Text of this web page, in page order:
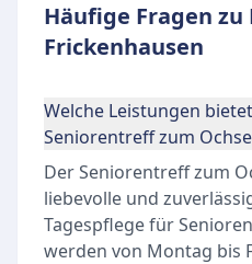
Häufige Fragen
Frickenhausen
Welche Leistungen bietet
Seniorentreff zum
Der Seniorentreff zum
liebevolle und
Tagespflege für
werden von Montag bis